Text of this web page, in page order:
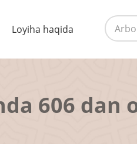
Loyiha haqida
606 dan